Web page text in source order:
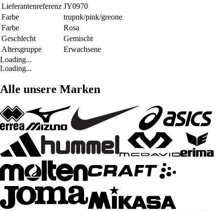
Lieferantenreferenz JY0970
Farbe
trupnk/pink/greone
Farbe
Rosa
Geschlecht
Gemischt
Altersgruppe
Erwachsene
Loading...
Loading...
Alle unsere Marken